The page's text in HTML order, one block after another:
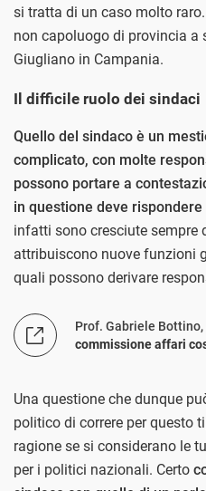
si tratta di un caso molto
non capoluogo di provincia a
Giugliano in Campania.
Il difficile ruolo dei sindaci
Quello del sindaco è un
complicato, con molte
possono portare a
in questione deve
infatti sono cresciute sempre
attribuiscono nuove funzioni
quali possono derivare
Prof. Gabriele
commissione affari
Una questione che dunque
politico di correre per questo
ragione se si considerano le
per i politici nazionali. Certo